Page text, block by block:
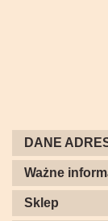
DANE
Ważne
Sklep